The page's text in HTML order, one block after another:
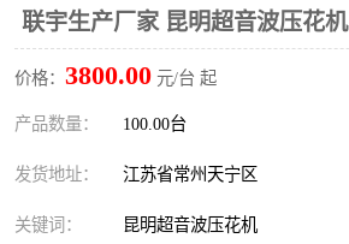
联宇生产厂家 昆明超音波压花机
价格： 3800.00 元/台 起
产品数量： 100.00台
发货地址： 江苏省常州天宁区
关键词： 昆明超音波压花机